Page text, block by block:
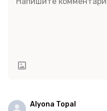
Alyona Topal